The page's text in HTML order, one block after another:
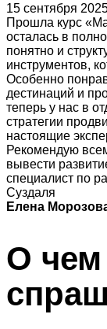
15 сентября
Прошла курс
осталась в
понятно и
инструментов,
Особенно
дестинаций и
теперь у нас в
стратегии
настоящие
Рекомендую
вывести
специалист по
Суздаля
Елена
О чем